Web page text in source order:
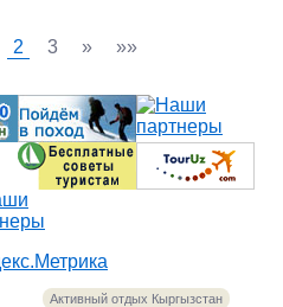
2 3 » »»
Активный отдых Кыргызстан